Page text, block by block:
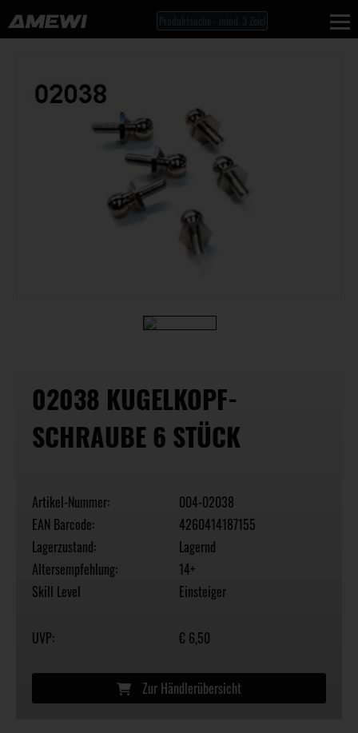
02038 KUGELKOPF-
SCHRAUBE 6 STÜCK
Artikel-Nummer:
004-02038
EAN Barcode:
4260414187155
Lagerzustand:
Lagernd
Altersempfehlung:
14+
Skill Level
Einsteiger
UVP: € 6,50
Zur Händlerübersicht